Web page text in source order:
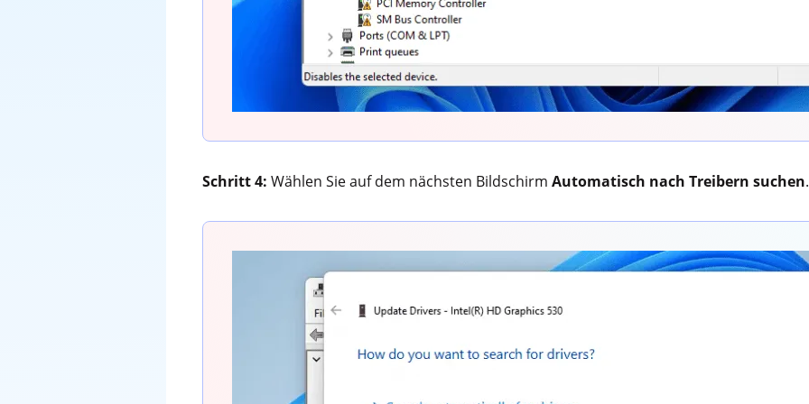
Schritt 4:Wählen Sie auf dem nächsten BildschirmAutomatisch nach Treibern suchen.